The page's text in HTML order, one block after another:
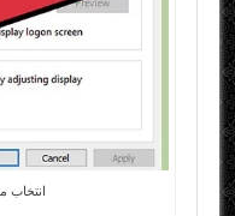
انتخاب